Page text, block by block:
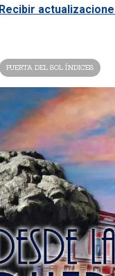
Recibir
PUERTA DEL SOL ÍNDICES